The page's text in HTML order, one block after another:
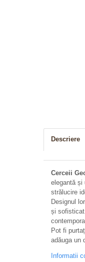
Descriere
Cerceii
elegantă și
strălucire
Designul
și
Pot fi
adăuga un
Informatii